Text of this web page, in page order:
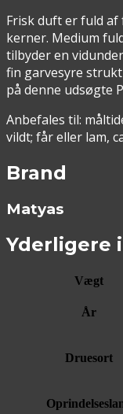
Frisk duft er fuld
kerner. Medium
tilbyder en
fin garvesyre
på denne udsøgte
Anbefales til:
vildt; får eller lam,
Brand
Matyas
Yderligere
Vægt
År
Druesort